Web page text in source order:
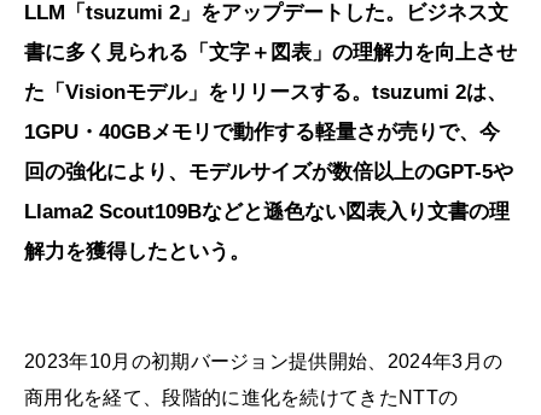
LLM「tsuzumi 2」をアップデートした。ビジネス文
書に多く見られる「文字＋図表」の理解力を向上させ
た「Visionモデル」をリリースする。tsuzumi 2は、
1GPU・40GBメモリで動作する軽量さが売りで、今
回の強化により、モデルサイズが数倍以上のGPT-5や
Llama2 Scout109Bなどと遜色ない図表入り文書の理
解力を獲得したという。
2023年10月の初期バージョン提供開始、2024年3月の
商用化を経て、段階的に進化を続けてきたNTTの